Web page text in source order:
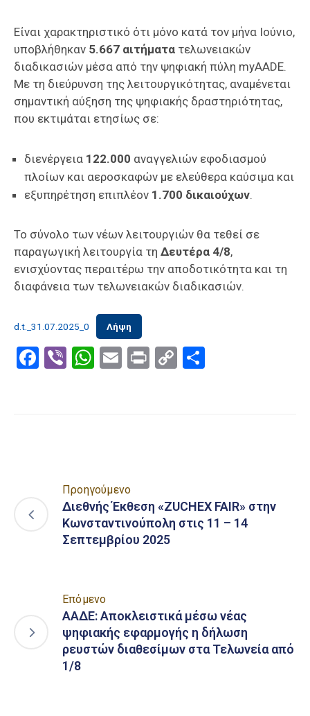
Είναι χαρακτηριστικό ότι μόνο κατά τον μήνα Ιούνιο,
υποβλήθηκαν 5.667 αιτήματα τελωνειακών
διαδικασιών μέσα από την ψηφιακή πύλη myAADE.
Με τη διεύρυνση της λειτουργικότητας, αναμένεται
σημαντική αύξηση της ψηφιακής δραστηριότητας,
που εκτιμάται ετησίως σε:
διενέργεια 122.000 αναγγελιών εφοδιασμού
πλοίων και αεροσκαφών με ελεύθερα καύσιμα και
εξυπηρέτηση επιπλέον 1.700 δικαιούχων.
Το σύνολο των νέων λειτουργιών θα τεθεί σε
παραγωγική λειτουργία τη Δευτέρα 4/8,
ενισχύοντας περαιτέρω την αποδοτικότητα και τη
διαφάνεια των τελωνειακών διαδικασιών.
d.t._31.07.2025_0 Λήψη
Facebook
ViberWhatsApp
EmailPrintCopy
Προηγούμενο
Διεθνής Έκθεση «ZUCHEX FAIR» στην
Κωνσταντινούπολη στις 11 – 14
Σεπτεμβρίου 2025
Επόμενο
ΑΑΔΕ: Αποκλειστικά μέσω νέας
ψηφιακής εφαρμογής η δήλωση
ρευστών διαθεσίμων στα Τελωνεία από
1/8